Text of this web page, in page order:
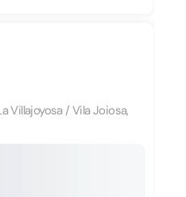
Villajoyosa / Vila Joiosa,